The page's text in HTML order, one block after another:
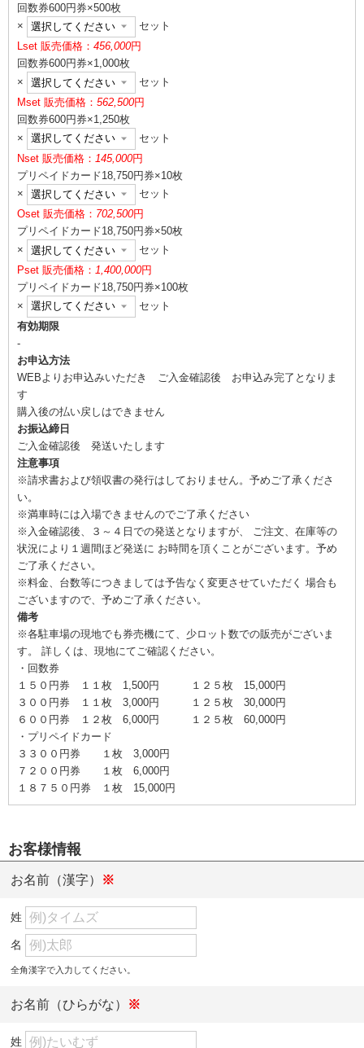
回数券600円券×500枚
×
セット
Lset 販売価格： 456,000円
回数券600円券×1,000枚
×
セット
Mset 販売価格： 562,500円
回数券600円券×1,250枚
×
セット
Nset 販売価格： 145,000円
プリペイドカード18,750円券×10枚
×
セット
Oset 販売価格： 702,500円
プリペイドカード18,750円券×50枚
×
セット
Pset 販売価格： 1,400,000円
プリペイドカード18,750円券×100枚
×
セット
有効期限
-
お申込方法
WEBよりお申込みいただき ご入金確認後 お申込み完了となりま
す
購入後の払い戻しはできません
お振込締日
ご入金確認後 発送いたします
注意事項
※請求書および領収書の発行はしておりません。予めご了承くださ
い。
※満車時には入場できませんのでご了承ください
※入金確認後、３～４日での発送となりますが、 ご注文、在庫等の
状況により１週間ほど発送に お時間を頂くことがございます。予め
ご了承ください。
※料金、台数等につきましては予告なく変更させていただく 場合も
ございますので、予めご了承ください。
備考
※各駐車場の現地でも券売機にて、少ロット数での販売がございま
す。 詳しくは、現地にてご確認ください。
・回数券
１５０円券 １１枚 1,500円 １２５枚 15,000円
３００円券 １１枚 3,000円 １２５枚 30,000円
６００円券 １２枚 6,000円 １２５枚 60,000円
・プリペイドカード
３３００円券 １枚 3,000円
７２００円券 １枚 6,000円
１８７５０円券 １枚 15,000円
お客様情報
お名前（漢字） ※
姓
名
全角漢字で入力してください。
お名前（ひらがな） ※
姓